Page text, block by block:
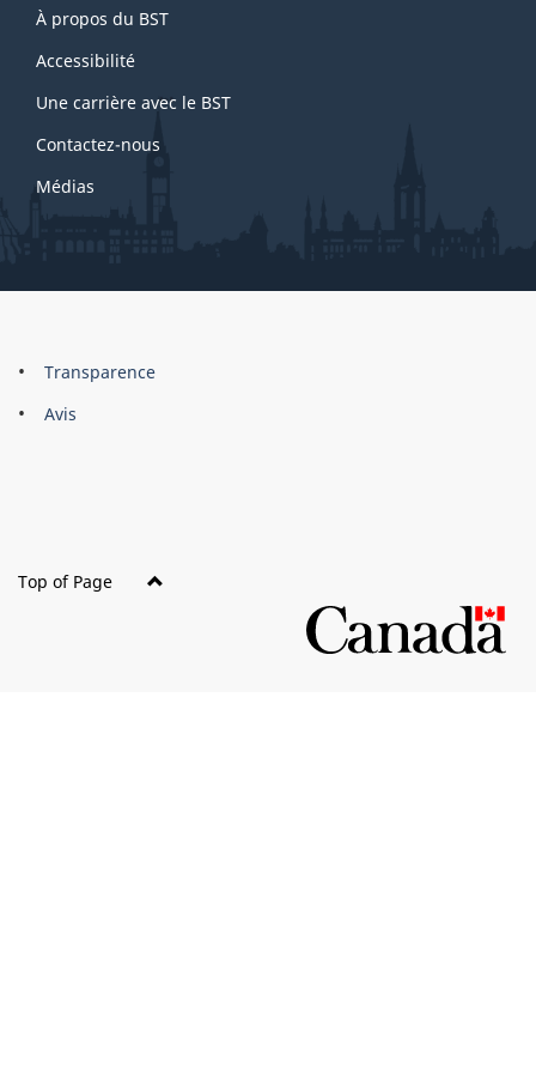
this
site
À propos du BST
Accessibilité
Une carrière avec le BST
Contactez-nous
Médias
About
this
Brand
Transparence
Avis
Top of Page